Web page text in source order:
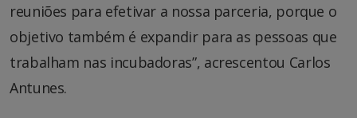
reuniões para efetivar a nossa parceria, porque o
objetivo também é expandir para as pessoas que
trabalham nas incubadoras”, acrescentou Carlos
Antunes.